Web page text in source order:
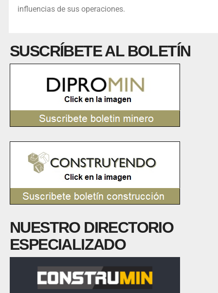
influencias de sus operaciones.
SUSCRÍBETE AL BOLETÍN
NUESTRO DIRECTORIO
ESPECIALIZADO